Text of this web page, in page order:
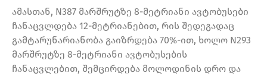
ამასთან, N387 მარშრუტზე 8-მეტრიანი ავტობუსები
ჩანაცვლდება 12-მეტრიანებით, რის შედეგადაც
გამტარუნარიანობა გაიზრდება 70%-ით, ხოლო N293
მარშრუტზე 8-მეტრიანი ავტობუსების
ჩანაცვლებით, შემცირდება მოლოდინის დრო და